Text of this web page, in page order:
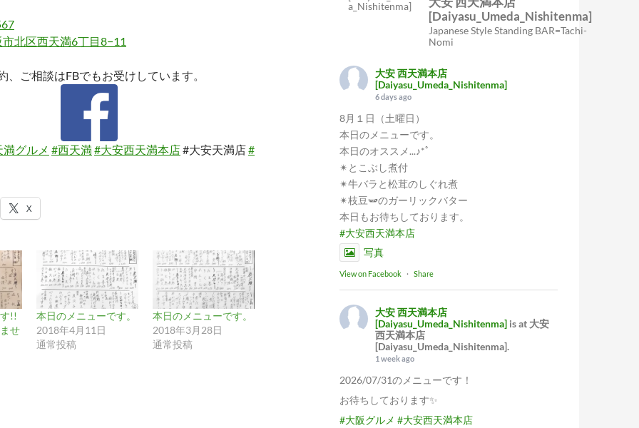
北区西天満6丁目8−11
、ご相談はFBでもお受けしています。
満グルメ #西天満#大安西天満本店#大安天満店#
X
!!
せ
本日のメニューです。
2018年4月11日
通常投稿
本日のメニューです。
2018年3月28日
通常投稿
[Daiyasu_Umeda_Nishitenma]
Japanese Style Standing BAR=Tachi-
Nomi
大安 西天満本店
[Daiyasu_Umeda_Nishitenma]
6 days ago
8月１日（土曜日）
本日のメニューです。
本日のオススメ...♪*ﾟ
✴︎とこぶし煮付
✴︎牛バラと松茸のしぐれ煮
✴︎枝豆🫛のガーリックバター
本日もお待ちしております。
#大安西天満本店
写真
View on Facebook · Share
大安 西天満本店
[Daiyasu_Umeda_Nishitenma] is at 大安
西天満本店
[Daiyasu_Umeda_Nishitenma].
1 week ago
2026/07/31のメニューです！
お待ちしております✨
#大阪グルメ #大安西天満本店